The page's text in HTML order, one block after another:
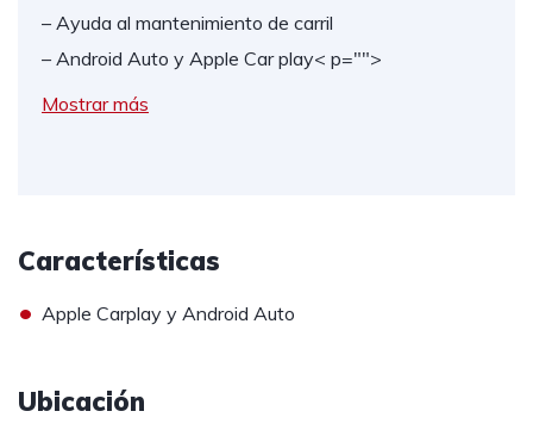
– Ayuda al mantenimiento de carril
– Android Auto y Apple Car play< p="">
Mostrar más
Características
• Apple Carplay y Android Auto
Ubicación